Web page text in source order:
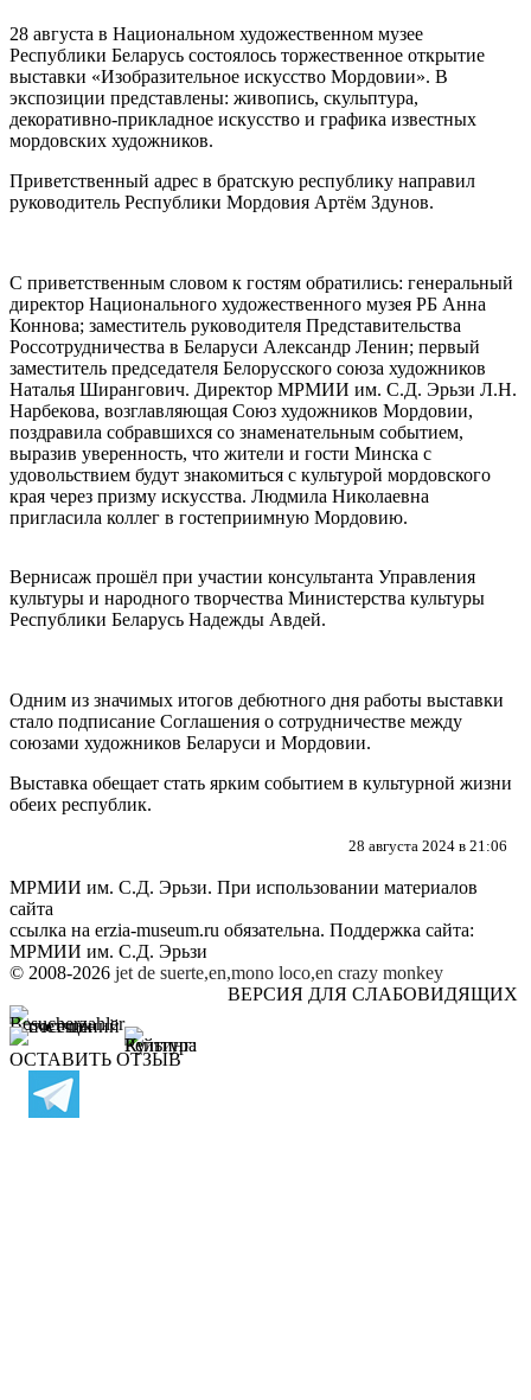
28 августа в Национальном художественном музее
Республики Беларусь состоялось торжественное открытие
выставки «Изобразительное искусство Мордовии». В
экспозиции представлены: живопись, скульптура,
декоративно-прикладное искусство и графика известных
мордовских художников.
Приветственный адрес в братскую республику направил
руководитель Республики Мордовия Артём Здунов.
С приветственным словом к гостям обратились: генеральный
директор Национального художественного музея РБ Анна
Коннова; заместитель руководителя Представительства
Россотрудничества в Беларуси Александр Ленин; первый
заместитель председателя Белорусского союза художников
Наталья Ширангович. Директор МРМИИ им. С.Д. Эрьзи Л.Н.
Нарбекова, возглавляющая Союз художников Мордовии,
поздравила собравшихся со знаменательным событием,
выразив уверенность, что жители и гости Минска с
удовольствием будут знакомиться с культурой мордовского
края через призму искусства. Людмила Николаевна
пригласила коллег в гостеприимную Мордовию.
Вернисаж прошёл при участии консультанта Управления
культуры и народного творчества Министерства культуры
Республики Беларусь Надежды Авдей.
Одним из значимых итогов дебютного дня работы выставки
стало подписание Соглашения о сотрудничестве между
союзами художников Беларуси и Мордовии.
Выставка обещает стать ярким событием в культурной жизни
обеих республик.
28 августа 2024 в 21:06
МРМИИ им. С.Д. Эрьзи. При использовании материалов
сайта
ссылка на erzia-museum.ru обязательна. Поддержка сайта:
МРМИИ им. С.Д. Эрьзи
© 2008-2026 jet de suerte,en,mono loco,en crazy monkey
ВЕРСИЯ ДЛЯ СЛАБОВИДЯЩИХ
ОСТАВИТЬ ОТЗЫВ